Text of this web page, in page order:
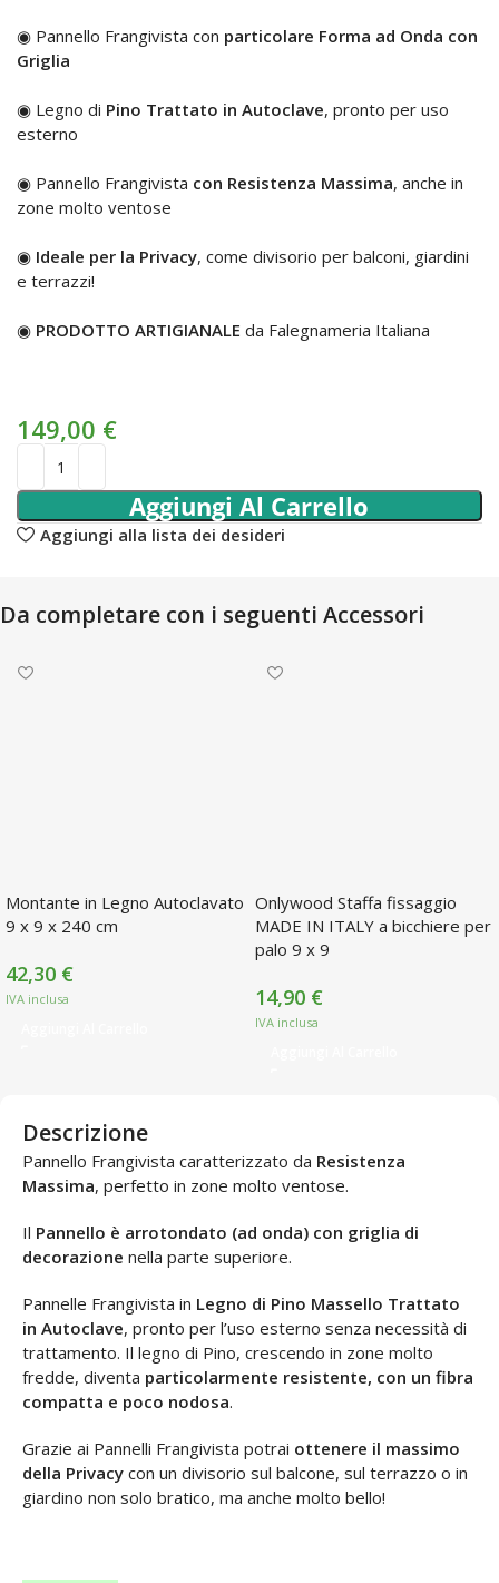
◉ Pannello Frangivista con particolare Forma ad Onda con
Griglia
◉ Legno di Pino Trattato in Autoclave, pronto per uso
esterno
◉ Pannello Frangivista con Resistenza Massima, anche in
zone molto ventose
◉ Ideale per la Privacy, come divisorio per balconi, giardini
e terrazzi!
◉ PRODOTTO ARTIGIANALE da Falegnameria Italiana
149,00 €
Aggiungi Al Carrello
Aggiungi alla lista dei desideri
Da completare con i seguenti Accessori
Montante in Legno Autoclavato
9 x 9 x 240 cm
42,30 €
Onlywood Staffa fissaggio
MADE IN ITALY a bicchiere per
palo 9 x 9
14,90 €
Descrizione
Pannello Frangivista caratterizzato da Resistenza
Massima, perfetto in zone molto ventose.
Il Pannello è arrotondato (ad onda) con griglia di
decorazione nella parte superiore.
Pannelle Frangivista in Legno di Pino Massello Trattato
in Autoclave, pronto per l’uso esterno senza necessità di
trattamento. Il legno di Pino, crescendo in zone molto
fredde, diventa particolarmente resistente, con un fibra
compatta e poco nodosa.
Grazie ai Pannelli Frangivista potrai ottenere il massimo
della Privacy con un divisorio sul balcone, sul terrazzo o in
giardino non solo bratico, ma anche molto bello!